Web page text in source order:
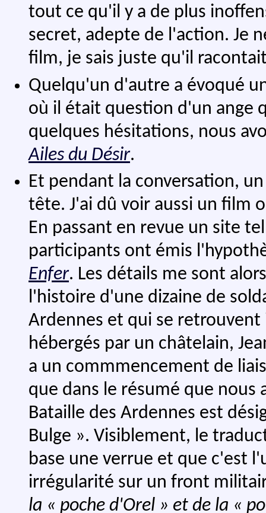
tout ce qu'il y a de plus
secret, adepte de l'action. Je
film, je sais juste qu'il
Quelqu'un d'autre a évoqué
où il était question d'un ange
quelques hésitations, nous
Ailes du Désir.
Et pendant la conversation,
tête. J'ai dû voir aussi un film
En passant en revue un site
participants ont émis
Enfer. Les détails me sont
l'histoire d'une dizaine de
Ardennes et qui se
hébergés par un châtelain,
a un commmencement de
que dans le résumé que nous
Bataille des Ardennes est
Bulge ». Visiblement, le
base une verrue et que c'est
irrégularité sur un front
la « poche d'Orel » et de la «